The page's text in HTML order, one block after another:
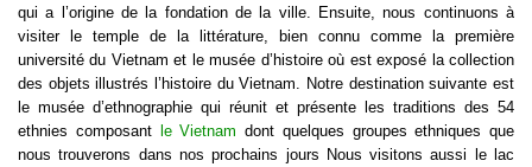
qui a l’origine de la fondation de la ville. Ensuite, nous continuons à
visiter le temple de la littérature, bien connu comme la première
université du Vietnam et le musée d’histoire où est exposé la collection
des objets illustrés l’histoire du Vietnam. Notre destination suivante est
le musée d’ethnographie qui réunit et présente les traditions des 54
ethnies composant le Vietnam dont quelques groupes ethniques que
nous trouverons dans nos prochains jours Nous visitons aussi le lac